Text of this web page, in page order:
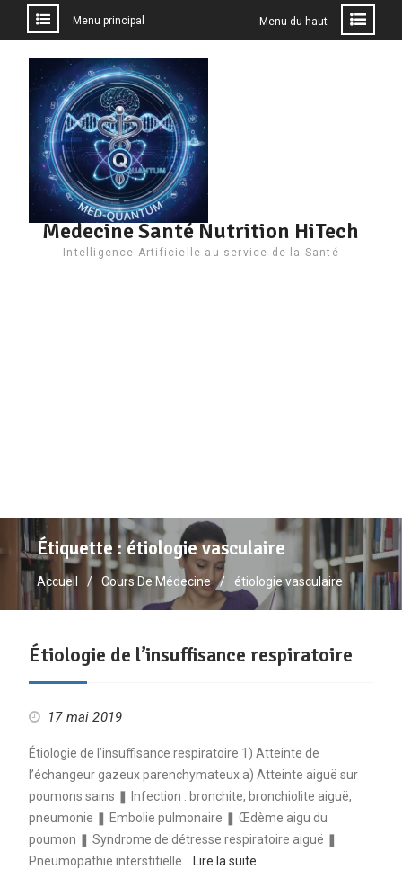
contenu
Menu principal Menu du haut
Medecine Santé Nutrition HiTech
Intelligence Artificielle au service de la Santé
Étiquette : étiologie vasculaire
Accueil Cours De Médecine étiologie vasculaire
Étiologie de l’insuffisance respiratoire
17 mai 2019
Étiologie de l’insuffisance respiratoire 1) Atteinte de
l’échangeur gazeux parenchymateux a) Atteinte aiguë sur
poumons sains ❚ Infection : bronchite, bronchiolite aiguë,
pneumonie ❚ Embolie pulmonaire ❚ Œdème aigu du
poumon ❚ Syndrome de détresse respiratoire aiguë ❚
Pneumopathie interstitielle…
Lire la suite